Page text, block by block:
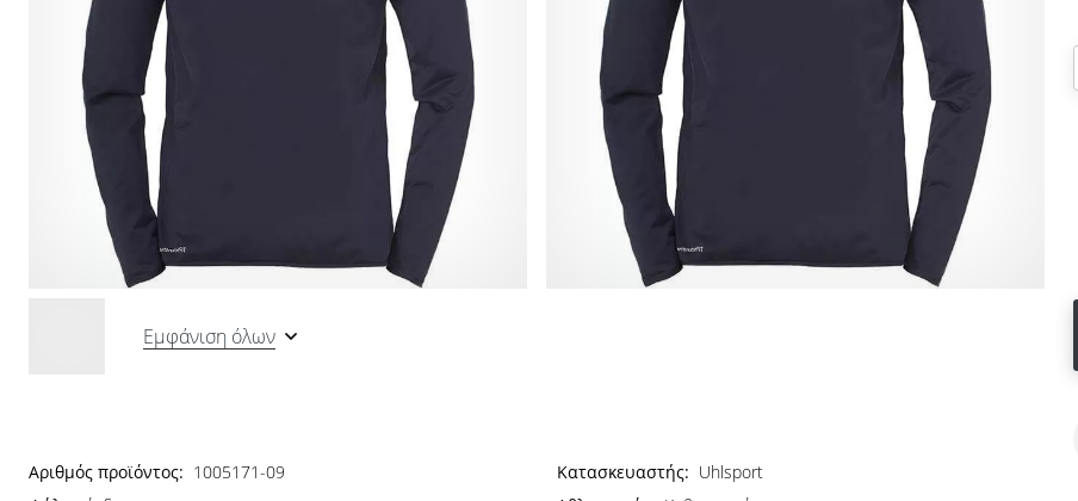
Εμφάνιση όλων
Αριθμός προϊόντος: 1005171-09 Κατασκευαστής: Uhlsport